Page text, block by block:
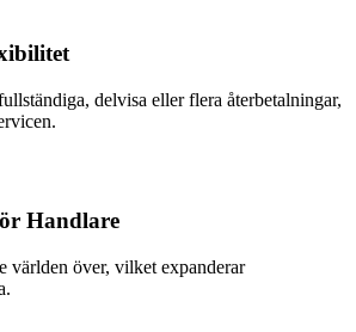
delvisa eller flera återbetalningar,
Handlare
världen över, vilket expanderar